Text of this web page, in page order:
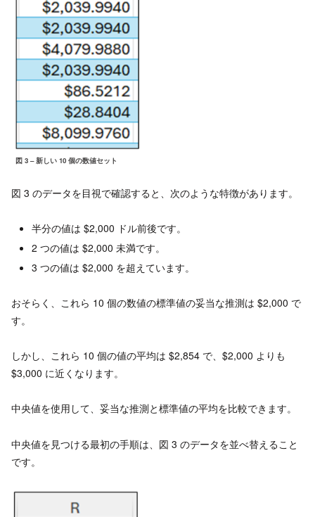
図 3 – 新しい 10 個の数値セット
図 3 のデータを目視で確認すると、次のような特徴があります。
半分の値は $2,000 ドル前後です。
2 つの値は $2,000 未満です。
3 つの値は $2,000 を超えています。
おそらく、これら 10 個の数値の標準値の妥当な推測は $2,000 で
す。
しかし、これら 10 個の値の平均は $2,854 で、$2,000 よりも
$3,000 に近くなります。
中央値を使用して、妥当な推測と標準値の平均を比較できます。
中央値を見つける最初の手順は、図 3 のデータを並べ替えること
です。